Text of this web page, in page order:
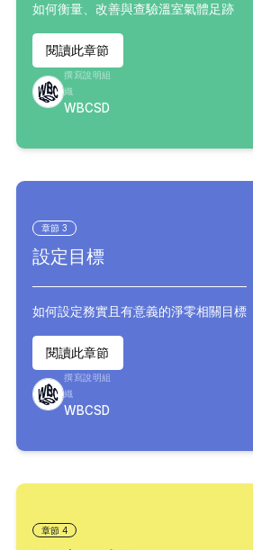
如何衡量、改善與查驗溫室氣體足跡
閱讀此章節
撰寫說明組
織
WBCSD
章節 3
​設定目標
如何設定務實且有意義的淨零相關目標
閱讀此章節
撰寫說明組
織
WBCSD
章節 4